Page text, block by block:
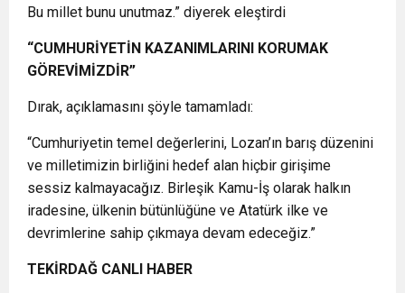
Bu millet bunu unutmaz.” diyerek eleştirdi
“CUMHURİYETİN KAZANIMLARINI KORUMAK
GÖREVİMİZDİR”
Dırak, açıklamasını şöyle tamamladı:
“Cumhuriyetin temel değerlerini, Lozan’ın barış düzenini
ve milletimizin birliğini hedef alan hiçbir girişime
sessiz kalmayacağız. Birleşik Kamu-İş olarak halkın
iradesine, ülkenin bütünlüğüne ve Atatürk ilke ve
devrimlerine sahip çıkmaya devam edeceğiz.”
TEKİRDAĞ CANLI HABER